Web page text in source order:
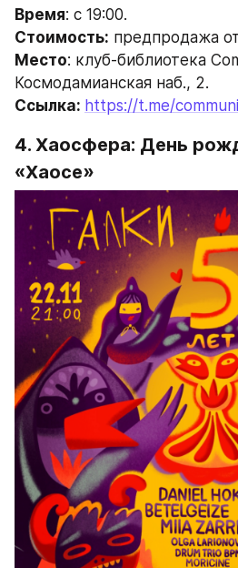
Время: с 19:00.
Стоимость: предпродажа
Место: клуб-библиотека
Космодамианская наб., 2.
Ссылка: https://t.me/
4. Хаосфера: День
«Хаосе»